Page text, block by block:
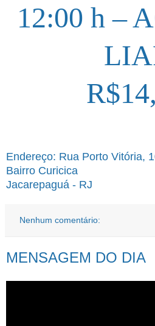
12:00 h –
Endereço: Rua Porto Vitória,
Bairro Curicica
Jacarepaguá - RJ
Nenhum comentário:
MENSAGEM DO DIA